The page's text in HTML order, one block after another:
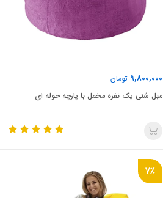
9,800,000 تومان
مبل شنی یک نفره مخمل با پارچه حوله ای
7٪